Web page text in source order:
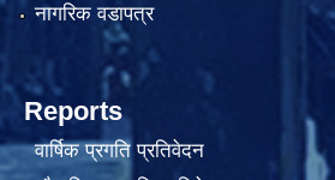
नागरिक वडापत्र
Reports
वार्षिक प्रगति प्रतिवेदन